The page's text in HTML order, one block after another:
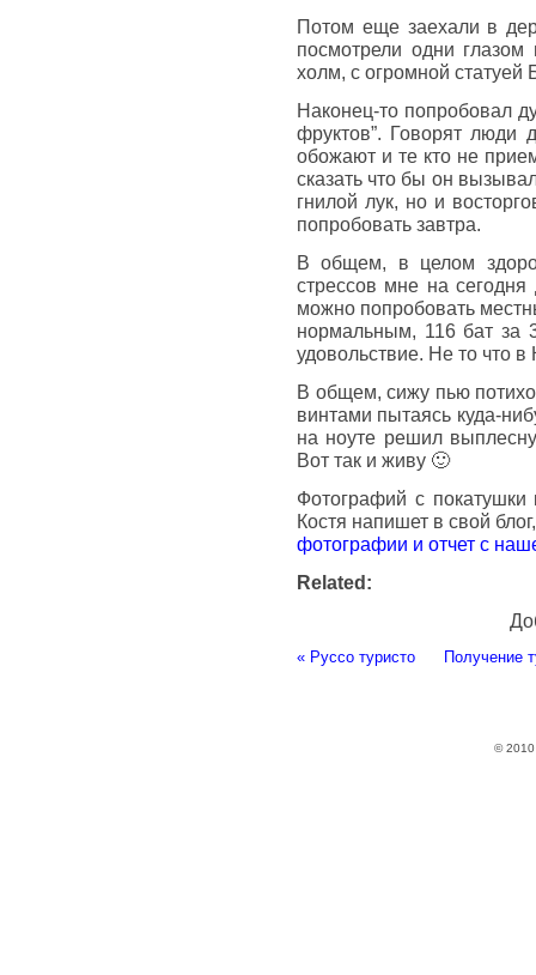
Потом еще заехали в
посмотрели одни
холм, с огромной
Наконец-то попробовал
фруктов”. Говорят люди
обожают и те кто не
сказать что бы он
гнилой лук, но и
попробовать завтра.
В общем, в целом
стрессов мне на
можно попробовать
нормальным, 116 бат за
удовольствие. Не то что
В общем, сижу пью
винтами пытаясь куда-
на ноуте решил
Вот так и живу 🙂
Фотографий с покатушки
Костя напишет в свой
фотографии и отчет с
Related:
« Руссо туристо Получение
©